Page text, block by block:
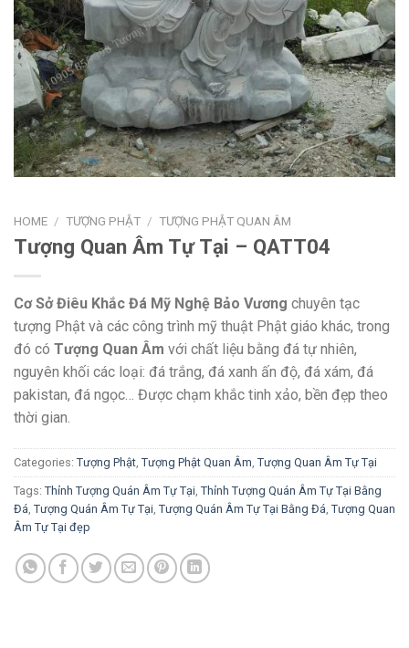
HOME / TƯỢNG PHẬT / TƯỢNG PHẬT QUAN ÂM
Tượng Quan Âm Tự Tại – QATT04
Cơ Sở Điêu Khắc Đá Mỹ Nghệ Bảo Vương chuyên tạc
tượng Phật và các công trình mỹ thuật Phật giáo khác, trong
đó có Tượng Quan Âm với chất liệu bằng đá tự nhiên,
nguyên khối các loại: đá trắng, đá xanh ấn độ, đá xám, đá
pakistan, đá ngọc… Được chạm khắc tinh xảo, bền đẹp theo
thời gian.
Categories: Tượng Phật, Tượng Phật Quan Âm, Tượng Quan Âm Tự Tại
Tags: Thỉnh Tượng Quán Âm Tự Tại, Thỉnh Tượng Quán Âm Tự Tại Bằng
Đá, Tượng Quán Âm Tự Tại, Tượng Quán Âm Tự Tại Bằng Đá, Tượng Quan
Âm Tự Tại đẹp